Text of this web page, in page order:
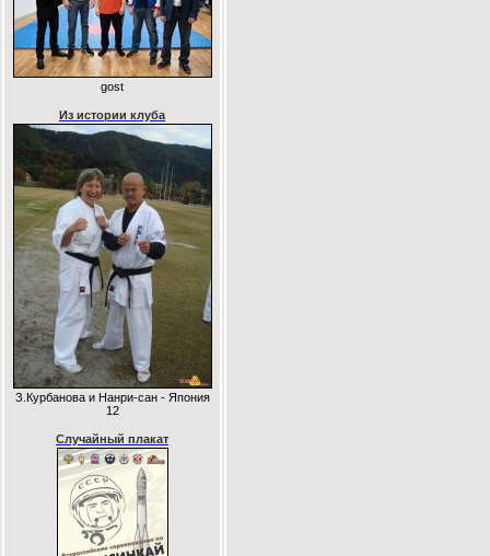
gost
Из истории клуба
З.Курбанова и Нанри-сан - Япония
12
Случайный плакат